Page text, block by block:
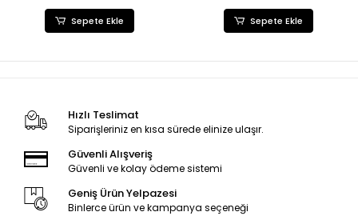
Sepete Ekle Sepete Ekle
Hızlı Teslimat
Siparişleriniz en kısa sürede elinize ulaşır.
Güvenli Alışveriş
Güvenli ve kolay ödeme sistemi
Geniş Ürün Yelpazesi
Binlerce ürün ve kampanya seçeneği